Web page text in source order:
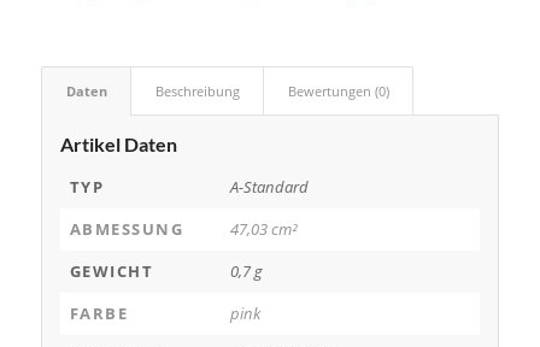
Daten Beschreibung Bewertungen (0)
Artikel Daten
TYP
A-Standard
ABMESSUNG
47,03 cm²
GEWICHT
0,7 g
FARBE
pink